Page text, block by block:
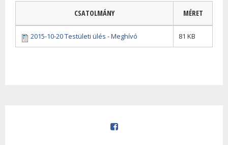
CSATOLMÁNY MÉRET
2015-10-20 Testületi ülés - Meghívó 81 KB